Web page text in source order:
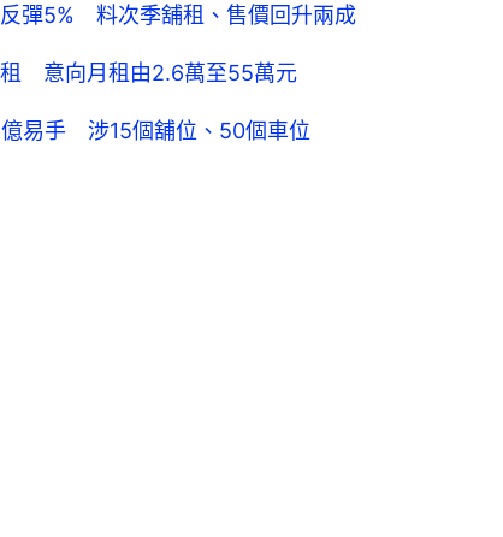
彈5% 料次季舖租、售價回升兩成
意向月租由2.6萬至55萬元
易手 涉15個舖位、50個車位